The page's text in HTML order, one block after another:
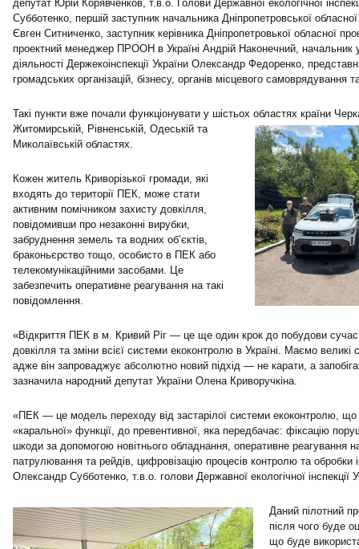
депутат Юрій Корявченков, т.в.о. Голови Державної екологічної
Субботенко, першій заступник начальника Дніпропетровської обласної
Євген Ситниченко, заступник керівника Дніпропетровької обласної
проектний менеджер ПРООН в Україні Андрій Наконечний, начальник
діяльності Держекоінспекції України Олександр Федоренко,
громадських організацій, бізнесу, органів місцевого самоврядування
Такі пункти вже почали функціонувати у шістьох областях країни
Житомирській, Рівненській, Одеській та
Миколаївській областях.
Кожен житель Криворізької громади, які
входять до території ПЕК, може стати
активним помічником захисту довкілля,
повідомивши про незаконні вирубки,
забруднення земель та водних об’єктів,
браконьєрство тощо, особисто в ПЕК або
телекомунікаційними засобами. Це
забезпечить оперативне реагування на такі
повідомлення.
«Відкриття ПЕК в м. Кривий Ріг — це ще один крок до побудови
довкілля та зміни всієї системи екоконтролю в Україні. Маємо великі
адже він запроваджує абсолютно новий підхід — не карати, а
зазначила народний депутат України Олена Криворучкіна.
«ПЕК — це модель переходу від застарілої системи екоконтролю,
«каральної» функції, до превентивної, яка передбачає: фіксацію
шкоди за допомогою новітнього обладнання, оперативне реагування
патрулювання та рейдів, цифровізацію процесів контролю та обробки
Олександр Субботенко, т.в.о. голови Державної екологічної інспекції
Даний пілотний
після чого буде
що буде